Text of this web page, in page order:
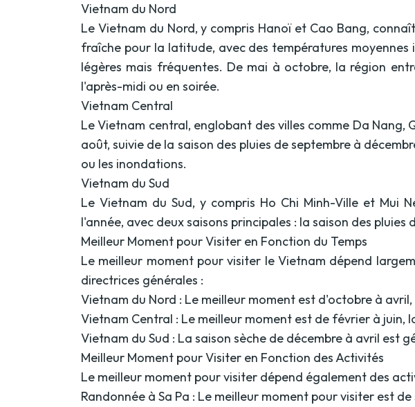
Vietnam du Nord
Le Vietnam du Nord, y compris Hanoï et Cao Bang,
fraîche pour la latitude, avec des températures moyennes
légères mais fréquentes. De mai à octobre, la région
l'après-midi ou en soirée.
Vietnam Central
Le Vietnam central, englobant des villes comme Da
août, suivie de la saison des pluies de septembre à
ou les inondations.
Vietnam du Sud
Le Vietnam du Sud, y compris Ho Chi Minh-Ville et Mui
l'année, avec deux saisons principales : la saison des
Meilleur Moment pour Visiter en Fonction du Temps
Le meilleur moment pour visiter le Vietnam dépend
directrices générales :
Vietnam du Nord : Le meilleur moment est d'octobre à
Vietnam Central : Le meilleur moment est de février à juin,
Vietnam du Sud : La saison sèche de décembre à avril est
Meilleur Moment pour Visiter en Fonction des Activités
Le meilleur moment pour visiter dépend également des
Randonnée à Sa Pa : Le meilleur moment pour visiter est